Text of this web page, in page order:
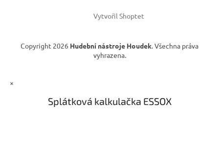
Vytvořil Shoptet
Copyright 2026 Hudební nástroje Houdek. Všechna práva
vyhrazena.
×
Splátková kalkulačka ESSOX